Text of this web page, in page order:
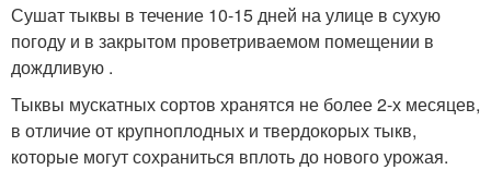
Сушат тыквы в течение 10-15 дней на улице в сухую
погоду и в закрытом проветриваемом помещении в
дождливую .
Тыквы мускатных сортов хранятся не более 2-х месяцев,
в отличие от крупноплодных и твердокорых тыкв,
которые могут сохраниться вплоть до нового урожая.